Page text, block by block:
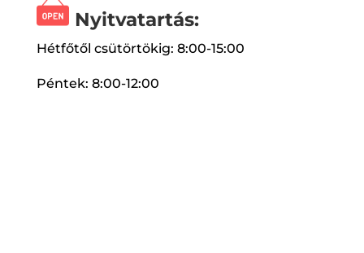
Nyitvatartás:
Hétfőtől csütörtökig: 8:00-15:00
Péntek: 8:00-12:00